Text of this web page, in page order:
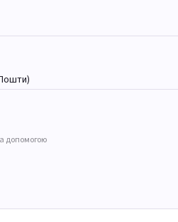
допомогою